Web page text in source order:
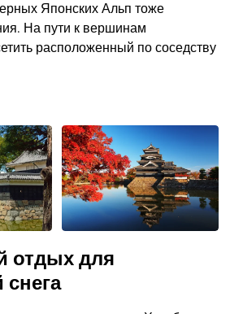
Японских Альп тоже
На пути к вершинам
расположенный по соседству
отдых для